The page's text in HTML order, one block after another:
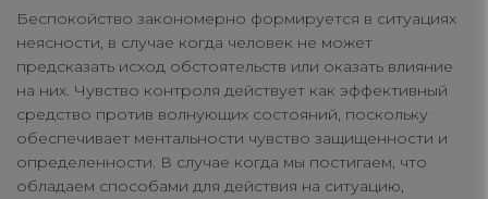
Беспокойство закономерно формируется в ситуациях
неясности, в случае когда человек не может
предсказать исход обстоятельств или оказать влияние
на них. Чувство контроля действует как эффективный
средство против волнующих состояний, поскольку
обеспечивает ментальности чувство защищенности и
определенности. В случае когда мы постигаем, что
обладаем способами для действия на ситуацию,